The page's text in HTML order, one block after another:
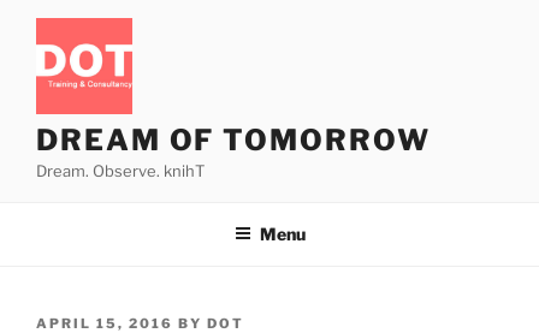
content
DREAM OF TOMORROW
Dream. Observe. knihT
Menu
POSTED
APRIL 15, 2016 BY DOT